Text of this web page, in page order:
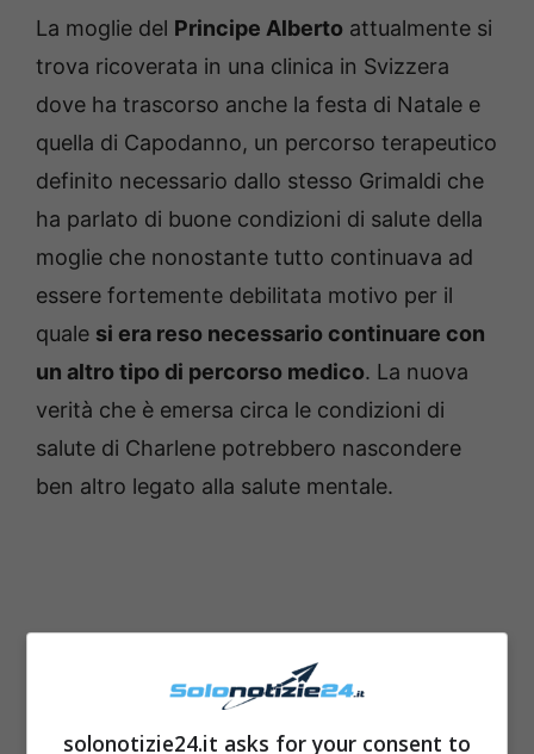
La moglie del Principe Alberto attualmente si
trova ricoverata in una clinica in Svizzera
dove ha trascorso anche la festa di Natale e
quella di Capodanno, un percorso terapeutico
definito necessario dallo stesso Grimaldi che
ha parlato di buone condizioni di salute della
moglie che nonostante tutto continuava ad
essere fortemente debilitata motivo per il
quale si era reso necessario continuare con
un altro tipo di percorso medico. La nuova
verità che è emersa circa le condizioni di
salute di Charlene potrebbero nascondere
ben altro legato alla salute mentale.
solonotizie24.it asks for your consent to